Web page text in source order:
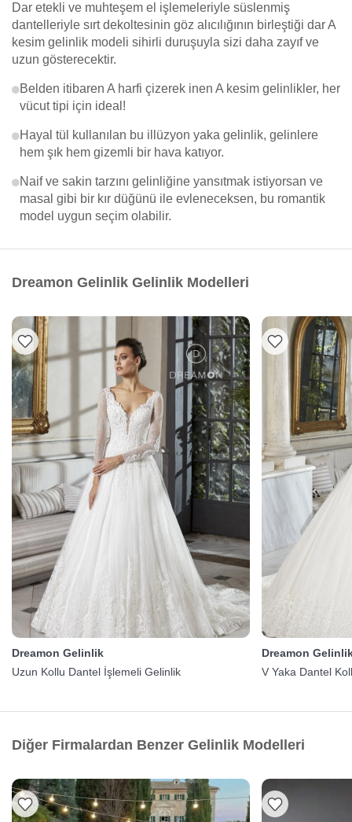
Dar etekli ve muhteşem el işlemeleriyle süslenmiş
dantelleriyle sırt dekoltesinin göz alıcılığının birleştiği dar A
kesim gelinlik modeli sihirli duruşuyla sizi daha zayıf ve
uzun gösterecektir.
Belden itibaren A harfi çizerek inen A kesim gelinlikler, her
vücut tipi için ideal!
Hayal tül kullanılan bu illüzyon yaka gelinlik, gelinlere
hem şık hem gizemli bir hava katıyor.
Naif ve sakin tarzını gelinliğine yansıtmak istiyorsan ve
masal gibi bir kır düğünü ile evleneceksen, bu romantik
model uygun seçim olabilir.
Dreamon Gelinlik Gelinlik Modelleri
Dreamon Gelinlik
Uzun Kollu Dantel İşlemeli Gelinlik
Dreamon
V Yaka Dantel
Diğer Firmalardan Benzer Gelinlik Modelleri